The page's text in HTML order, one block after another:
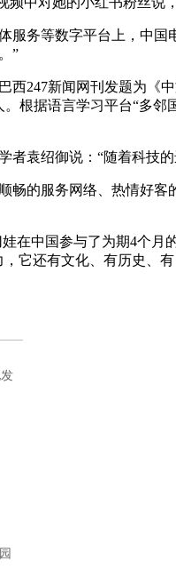
务等数字平台上，中国
”
247新闻网刊发题为《中
根据语言学习平台“多
袁绍御说：“随着科技的
的服务网络、热情好客
中国参与了为期4个月
它还有文化、有历史、